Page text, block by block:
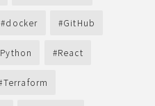
docker GitHub
Python React
Terraform